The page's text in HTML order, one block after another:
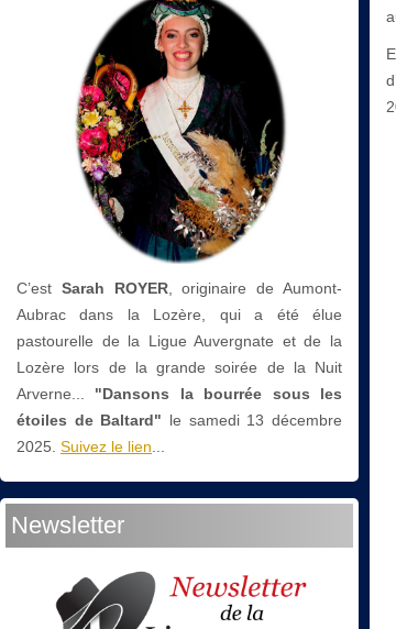
C’est Sarah ROYER, originaire de Aumont-
Aubrac dans la Lozère, qui a été élue
pastourelle de la Ligue Auvergnate et de la
Lozère lors de la grande soirée de la Nuit
Arverne...
"Dansons la bourrée sous les
étoiles de Baltard" le samedi 13 décembre
2025. Suivez le lien
Newsletter